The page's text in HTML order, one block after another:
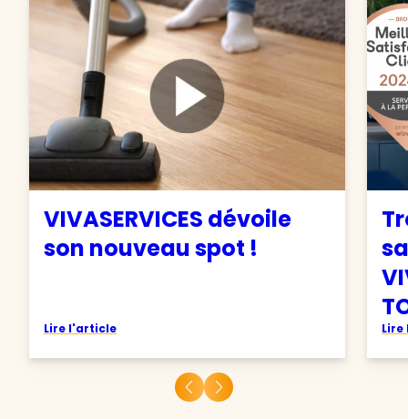
VIVASERVICES dévoile
son nouveau spot !
Lire l'article